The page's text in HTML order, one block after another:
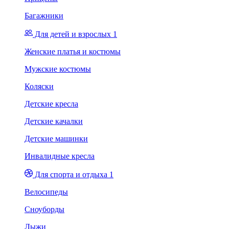
Багажники
Для детей и взрослых 1
Женские платья и костюмы
Мужские костюмы
Коляски
Детские кресла
Детские качалки
Детские машинки
Инвалидные кресла
Для спорта и отдыха 1
Велосипеды
Сноуборды
Лыжи